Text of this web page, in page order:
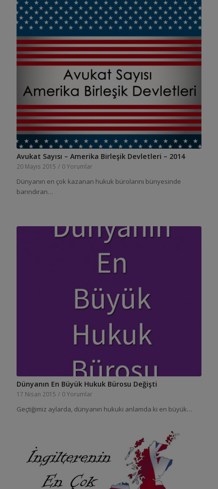
Avukat Sayısı – Amerika Birleşik Devletleri – 2014
20 Mayıs 2015 / 0 Yorumlar
Dünyanın en çok kazanan hukuk bürolarını bünyesinde
barındıran…
Dünyanın En Büyük Hukuk Bürosu Değişti
17 Nisan 2015 / 0 Yorumlar
Geçtiğimiz aylarda, dünyanın hukuki anlamda ki en büyük…